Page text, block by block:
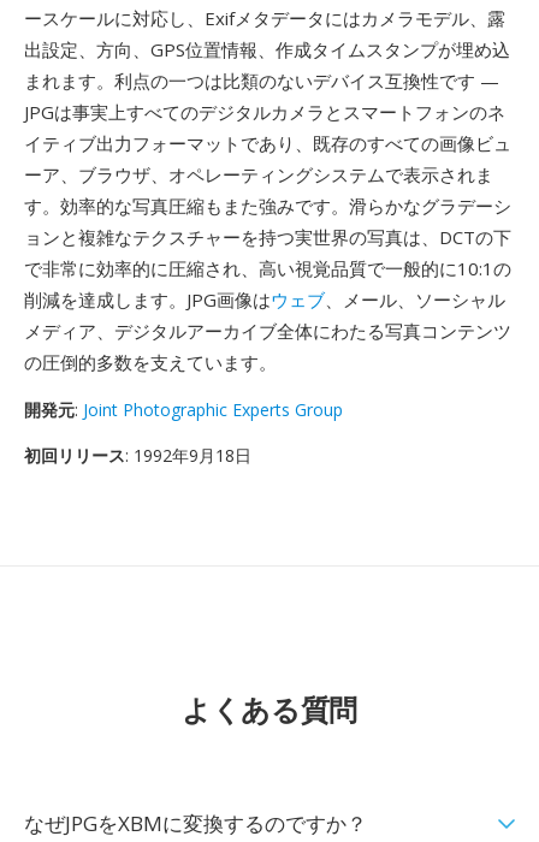
ースケールに対応し、Exifメタデータにはカメラモデル、露
出設定、方向、GPS位置情報、作成タイムスタンプが埋め込
まれます。利点の一つは比類のないデバイス互換性です —
JPGは事実上すべてのデジタルカメラとスマートフォンのネ
イティブ出力フォーマットであり、既存のすべての画像ビュ
ーア、ブラウザ、オペレーティングシステムで表示されま
す。効率的な写真圧縮もまた強みです。滑らかなグラデーシ
ョンと複雑なテクスチャーを持つ実世界の写真は、DCTの下
で非常に効率的に圧縮され、高い視覚品質で一般的に10:1の
削減を達成します。JPG画像はウェブ、メール、ソーシャル
メディア、デジタルアーカイブ全体にわたる写真コンテンツ
の圧倒的多数を支えています。
開発元: Joint Photographic Experts Group
初回リリース: 1992年9月18日
よくある質問
なぜJPGをXBMに変換するのですか？